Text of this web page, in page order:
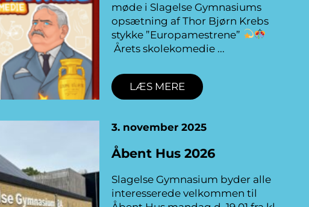
møde i Slagelse Gymnasiums
opsætning af Thor Bjørn Krebs
stykke ”Europamestrene”
Årets skolekomedie
LÆS MERE
Åbent Hus 2026
3. november 2025
Slagelse Gymnasium byder alle
interesserede velkommen til